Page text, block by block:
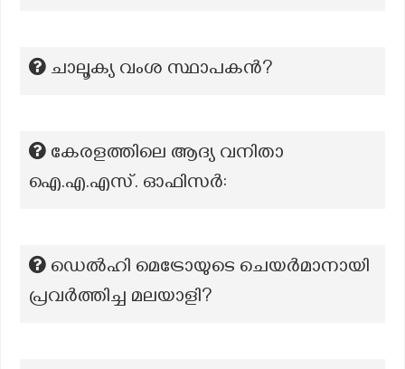
ചാലൂക്യ വംശ സ്ഥാപകന്‍?
കേരളത്തിലെ ആദ്യ വനിതാ
ഐ.എ.എസ്. ഓഫിസർ:
ഡെൽഹി മെട്രോയുടെ ചെയർമാനായി
പ്രവർത്തിച്ച മലയാളി?